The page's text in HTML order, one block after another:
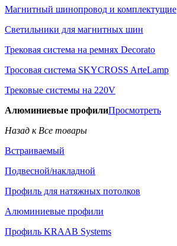
Магнитный шинопровод и комплектущие
Светильники для магнитных шин
Трековая система на ремнях Decorato
Тросовая система SKYCROSS ArteLamp
Трековые системы на 220V
Алюминиевые профилиПросмотреть
Назад к Все товары
Встраиваемый
Подвесной/накладной
Профиль для натяжных потолков
Алюминиевые профили
Профиль KRAAB Systems